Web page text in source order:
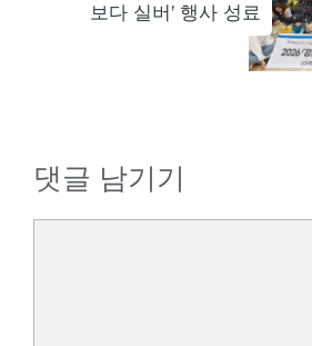
보다 실버’ 행사 성료
댓글 남기기